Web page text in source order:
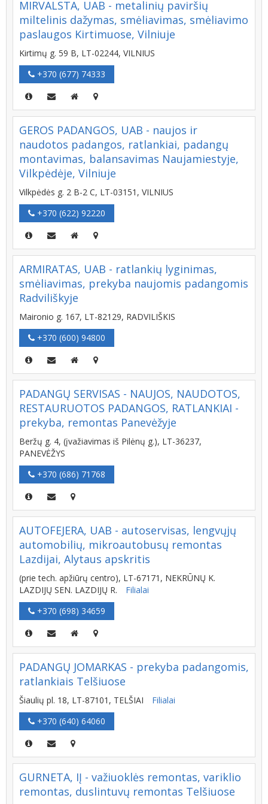
MIRVALSTA, UAB - metalinių paviršių
miltelinis dažymas, smėliavimas, smėliavimo
paslaugos Kirtimuose, Vilniuje
Kirtimų g. 59 B, LT-02244, VILNIUS
+370 (677) 74333
GEROS PADANGOS, UAB - naujos ir
naudotos padangos, ratlankiai, padangų
montavimas, balansavimas Naujamiestyje,
Vilkpėdėje, Vilniuje
Vilkpėdės g. 2 B-2 C, LT-03151, VILNIUS
+370 (622) 92220
ARMIRATAS, UAB - ratlankių lyginimas,
smėliavimas, prekyba naujomis padangomis
Radviliškyje
Maironio g. 167, LT-82129, RADVILIŠKIS
+370 (600) 94800
PADANGŲ SERVISAS - NAUJOS, NAUDOTOS,
RESTAURUOTOS PADANGOS, RATLANKIAI -
prekyba, remontas Panevėžyje
Beržų g. 4, (įvažiavimas iš Pilėnų g.), LT-36237,
PANEVĖŽYS
+370 (686) 71768
AUTOFEJERA, UAB - autoservisas, lengvųjų
automobilių, mikroautobusų remontas
Lazdijai, Alytaus apskritis
(prie tech. apžiūrų centro), LT-67171, NEKRŪNŲ K.
LAZDIJŲ SEN. LAZDIJŲ R.
Filialai
+370 (698) 34659
PADANGŲ JOMARKAS - prekyba padangomis,
ratlankiais Telšiuose
Šiaulių pl. 18, LT-87101, TELŠIAI
Filialai
+370 (640) 64060
GURNETA, IĮ - važiuoklės remontas, variklio
remontas, duslintuvų remontas Telšiuose